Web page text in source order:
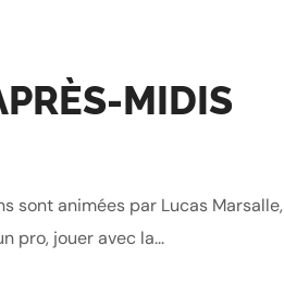
MIDIS
sont animées par Lucas Marsalle,
pro, jouer avec la...